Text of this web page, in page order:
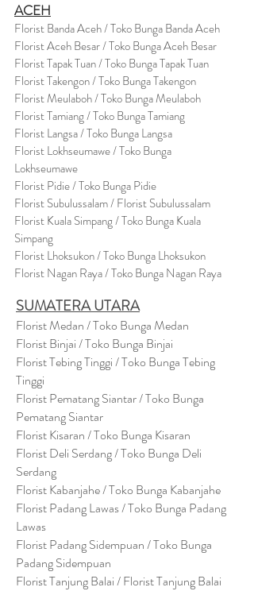
ACEH
Florist Banda Aceh / Toko Bunga Banda Aceh
Florist Aceh Besar / Toko Bunga Aceh Besar
Florist Tapak Tuan / Toko Bunga Tapak Tuan
Florist Takengon / Toko Bunga Takengon
Florist Meulaboh / Toko Bunga Meulaboh
Florist Tamiang / Toko Bunga Tamiang
Florist Langsa / Toko Bunga Langsa
Florist Lokhseumawe / Toko Bunga
Lokhseumawe
Florist Pidie / Toko Bunga Pidie
Florist Subulussalam / Florist Subulussalam
Florist Kuala Simpang / Toko Bunga Kuala
Simpang
Florist Lhoksukon / Toko Bunga Lhoksukon
Florist Nagan Raya / Toko Bunga Nagan Raya
SUMATERA UTARA
Florist Medan / Toko Bunga Medan
Florist Binjai / Toko Bunga Binjai
Florist Tebing Tinggi / Toko Bunga Tebing
Tinggi
Florist Pematang Siantar / Toko Bunga
Pematang Siantar
Florist Kisaran / Toko Bunga Kisaran
Florist Deli Serdang / Toko Bunga Deli
Serdang
Florist Kabanjahe / Toko Bunga Kabanjahe
Florist Padang Lawas / Toko Bunga Padang
Lawas
Florist Padang Sidempuan / Toko Bunga
Padang Sidempuan
Florist Tanjung Balai / Florist Tanjung Balai